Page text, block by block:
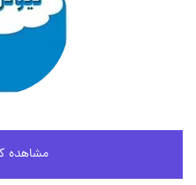
مشاهده